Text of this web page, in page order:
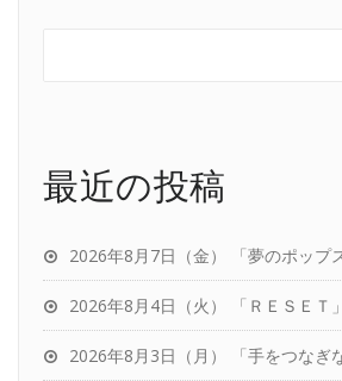
最近の投稿
2026年8月7日（金） 「夢のポップ
2026年8月4日（火） 「ＲＥＳＥＴ
2026年8月3日（月） 「手をつなぎ